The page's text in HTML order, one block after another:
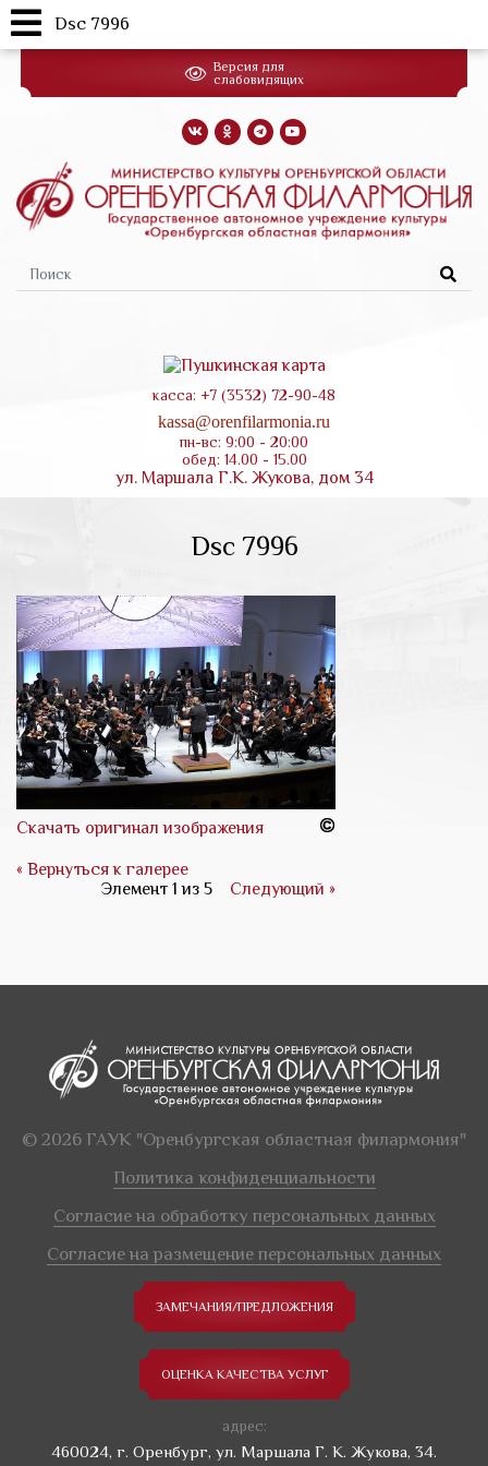
Перейти
основному
Форма
поиска
касса: +7 (3532) 72-90-48
kassa@orenfilarmonia.ru
пн-вс: 9:00 - 20:00
обед: 14.00 - 15.00
ул. Маршала Г.К. Жукова, дом 34
Версия для
слабовидящих
Dsc 7996
Скачать оригинал изображения
« Вернуться к галерее
Элемент 1 из 5
Следующий »
Dsc 7996
© 2026 ГАУК "Оренбургская областная филармония"
Политика конфиденциальности
Согласие на обработку персональных данных
Согласие на размещение персональных данных
ЗАМЕЧАНИЯ/ПРЕДЛОЖЕНИЯ
ОЦЕНКА КАЧЕСТВА УСЛУГ
адрес:
460024, г. Оренбург, ул. Маршала Г. К. Жукова, 34.